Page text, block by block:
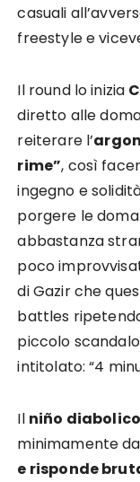
casuali
freestyle e
Il round lo inizia
diretto alle
reiterare l’
rime”, così
ingegno e
porgere le
abbastanza
poco
di Gazir che
battles
piccolo
intitolato: “4
Il niño diabolico
minimamente
e risponde